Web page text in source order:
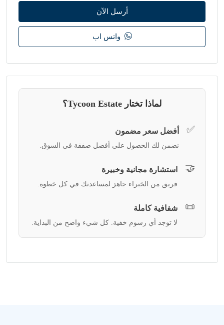
أرسل الآن
واتس اب
لماذا تختار Tycoon Estate؟
✅ أفضل سعر مضمون
نضمن لك الحصول على أفضل صفقة في السوق.
🤝 استشارة مجانية وخبيرة
فريق من الخبراء جاهز لمساعدتك في كل خطوة.
📜 شفافية كاملة
لا توجد أي رسوم خفية. كل شيء واضح من البداية.